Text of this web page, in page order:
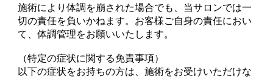
施術により体調を崩された場合でも、当サロンでは一
切の責任を負いかねます。お客様ご自身の責任におい
て、体調管理をお願いいたします。
（特定の症状に関する免責事項）
以下の症状をお持ちの方は、施術をお受けいただけな